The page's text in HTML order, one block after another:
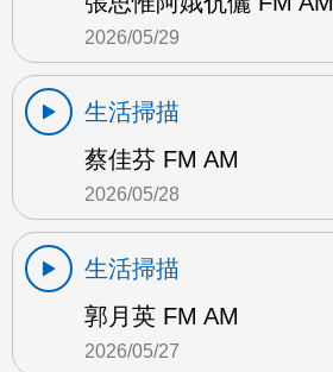
2026/05/29
生活掃描
蔡佳芬 FM AM
2026/05/28
生活掃描
郭月英 FM AM
2026/05/27